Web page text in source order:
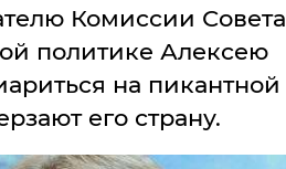
Комиссии Совета
политике Алексею
его страну.